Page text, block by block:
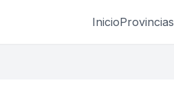
InicioProvincias